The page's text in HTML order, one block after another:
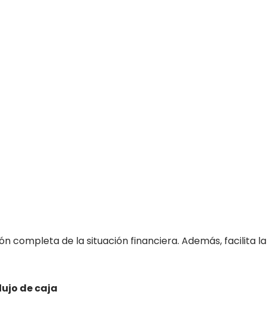
completa de la situación financiera. Además, facilita la
de caja